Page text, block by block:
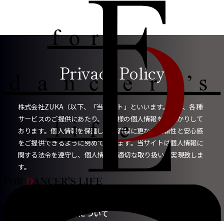
Privacy Policy
株式会社ZUKA（以下、「当サイト」といいます。）は、各種
サービスのご提供にあたり、お客様の個人情報をお預かりして
おります。個人情報を保護し、お客様に更なる信頼性と安心感
をご提供できるように努めて参ります。当サイトは個人情報に
関する法令を遵守し、個人情報の適切な取り扱いを実現致しま
す。
1.個人情報の取得について